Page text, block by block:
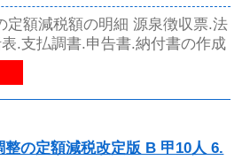
定額減税額の明細 源泉徴収票.法
.支払調書.申告書.納付書の作成
の定額減税改定版 B 甲10人 6.